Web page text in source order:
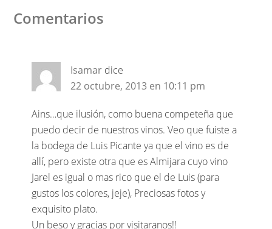
Comentarios
Isamar dice
22 octubre, 2013 en 10:11 pm
Ains…que ilusión, como buena competeña que
puedo decir de nuestros vinos. Veo que fuiste a
la bodega de Luis Picante ya que el vino es de
allí, pero existe otra que es Almijara cuyo vino
Jarel es igual o mas rico que el de Luis (para
gustos los colores, jeje), Preciosas fotos y
exquisito plato.
Un beso y gracias por visitaranos!!